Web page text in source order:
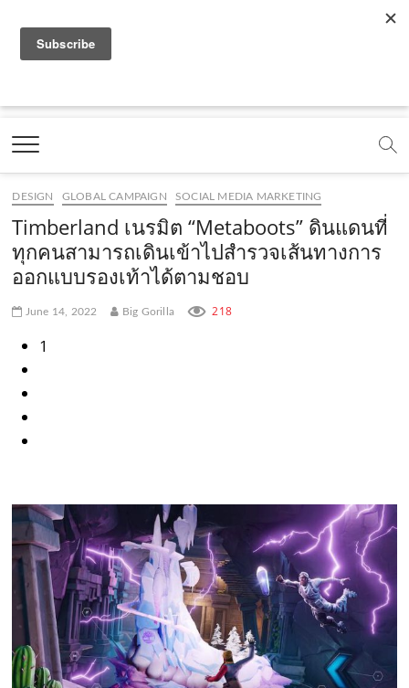
a
e
b
o
o
k
.
c
o
o
t
b
e
.
c
o
.
o
e
m
e
t
g
r
a
m
.
t
k
c
o
m
Marketing Oops!
DIGITAL | CREATIVE | ADVERTISING | CAMPAIGN |
DESIGN GLOBAL CAMPAIGN SOCIAL MEDIA MARKETING
Timberland เนรมิต “Metaboots” ดินแดนที่
ทุกคนสามารถเดินเข้าไปสำรวจเส้นทางการ
ออกแบบรองเท้าได้ตามชอบ
June 14, 2022 Big Gorilla 218
1